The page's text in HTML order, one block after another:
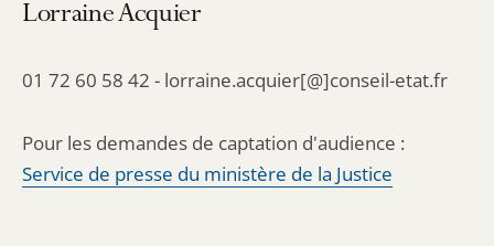
Lorraine Acquier
01 72 60 58 42 - lorraine.acquier[@]conseil-etat.fr
Pour les demandes de captation d'audience :
Service de presse du ministère de la Justice